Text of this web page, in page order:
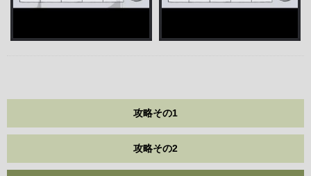
攻略その1
攻略その2